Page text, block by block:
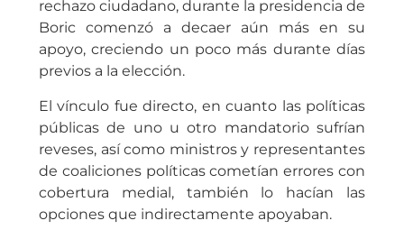
rechazo ciudadano, durante la presidencia de
Boric comenzó a decaer aún más en su
apoyo, creciendo un poco más durante días
previos a la elección.
El vínculo fue directo, en cuanto las políticas
públicas de uno u otro mandatorio sufrían
reveses, así como ministros y representantes
de coaliciones políticas cometían errores con
cobertura medial, también lo hacían las
opciones que indirectamente apoyaban.